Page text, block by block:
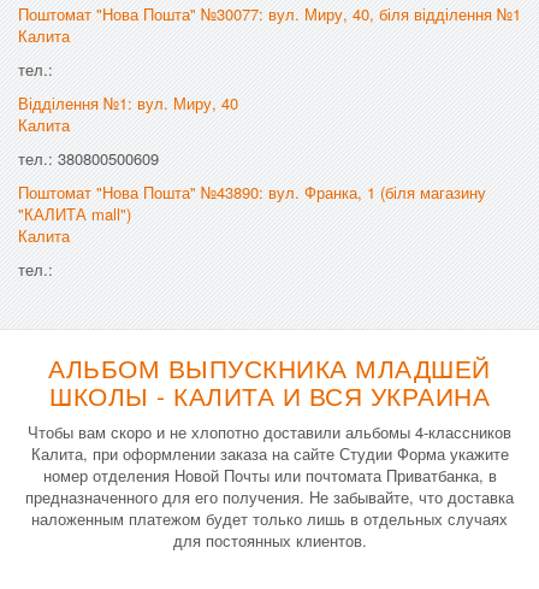
Поштомат "Нова Пошта" №30077: вул. Миру, 40, біля відділення №1
Калита
тел.:
Відділення №1: вул. Миру, 40
Калита
тел.: 380800500609
Поштомат "Нова Пошта" №43890: вул. Франка, 1 (біля магазину
"КАЛИТА mall")
Калита
тел.:
АЛЬБОМ ВЫПУСКНИКА МЛАДШЕЙ
ШКОЛЫ - КАЛИТА И ВСЯ УКРАИНА
Чтобы вам скоро и не хлопотно доставили альбомы 4-классников
Калита, при оформлении заказа на сайте Студии Форма укажите
номер отделения Новой Почты или почтомата Приватбанка, в
предназначенного для его получения. Не забывайте, что доставка
наложенным платежом будет только лишь в отдельных случаях
для постоянных клиентов.